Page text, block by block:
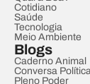
Cotidiano
Saúde
Tecnologia
Meio Ambiente
Blogs
Caderno Animal
Conversa
Pleno Poder